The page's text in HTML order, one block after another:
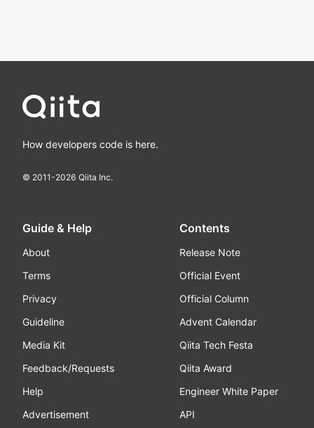
How developers code is here.
© 2011-2026 Qiita Inc.
Guide & Help
About
Terms
Privacy
Guideline
Media Kit
Feedback/Requests
Help
Advertisement
Contents
Release Note
Official Event
Official Column
Advent Calendar
Qiita Tech Festa
Qiita Award
Engineer White Paper
API